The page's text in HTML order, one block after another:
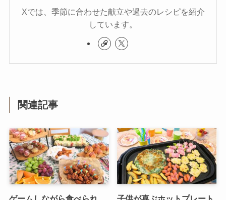
Xでは、季節に合わせた献立や過去のレシピを紹介
しています。
関連記事